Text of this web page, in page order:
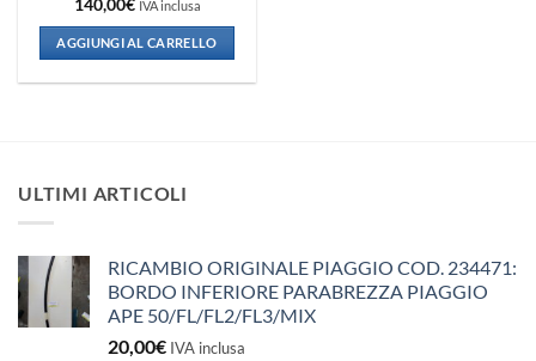
140,00€ IVA inclusa
AGGIUNGI AL CARRELLO
ULTIMI ARTICOLI
RICAMBIO ORIGINALE PIAGGIO COD. 234471:
BORDO INFERIORE PARABREZZA PIAGGIO
APE 50/FL/FL2/FL3/MIX
20,00€ IVA inclusa